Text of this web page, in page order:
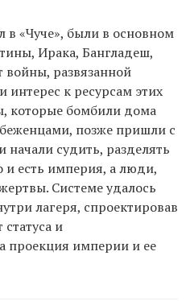
в «Чуче», были в основном
Ирака, Бангладеш,
войны, развязанной
к ресурсам этих
которые бомбили дома
позже пришли с
судить, разделять
и есть империя, а люди,
Системе удалось
лагеря, спроектировав
и
проекция империи и ее